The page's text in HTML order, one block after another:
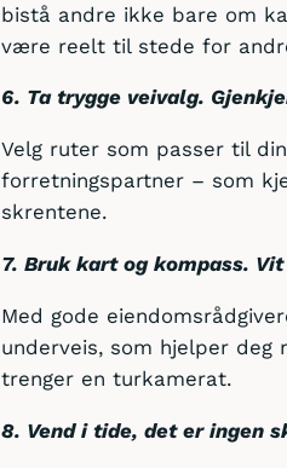
bistå andre ikke bare om
være reelt til stede for
6. Ta trygge veivalg.
Velg ruter som passer til
forretningspartner – som
skrentene.
7. Bruk kart og kompass.
Med gode
underveis, som hjelper
trenger en turkamerat.
8. Vend i tide, det er ingen